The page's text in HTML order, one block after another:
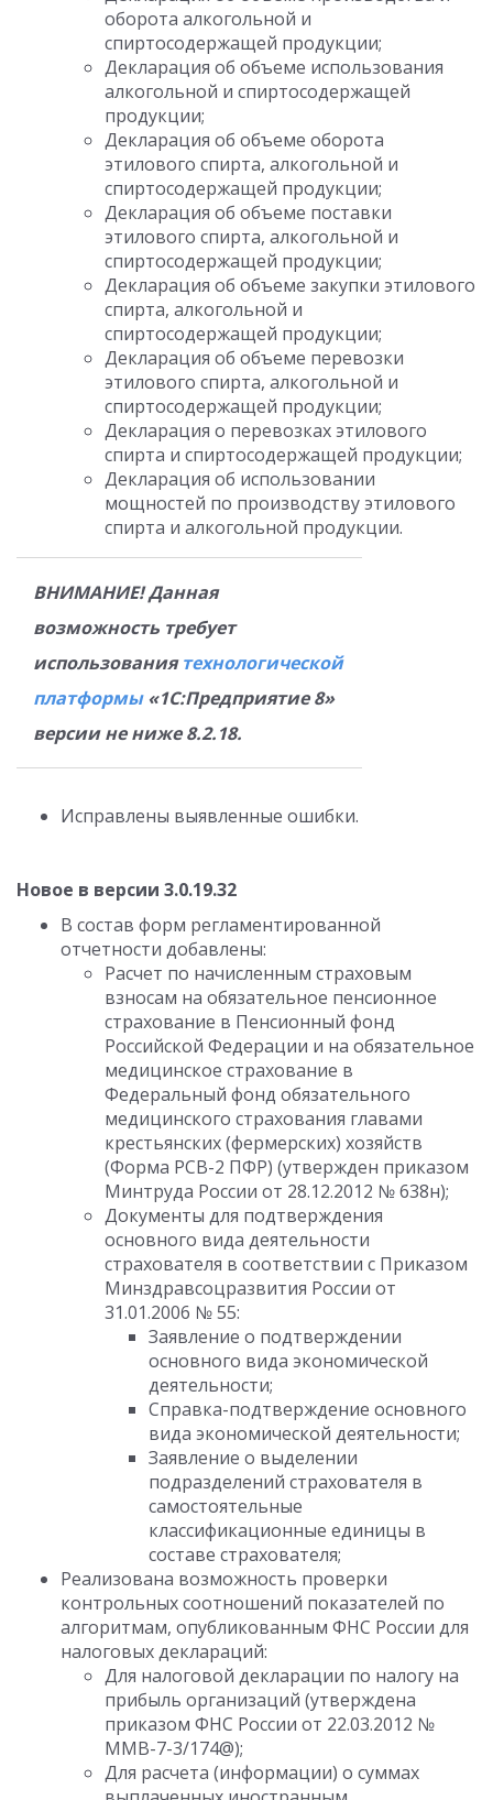
оборота алкогольной и
спиртосодержащей продукции;
Декларация об объеме использования
алкогольной и спиртосодержащей
продукции;
Декларация об объеме оборота
этилового спирта, алкогольной и
спиртосодержащей продукции;
Декларация об объеме поставки
этилового спирта, алкогольной и
спиртосодержащей продукции;
Декларация об объеме закупки этилового
спирта, алкогольной и
спиртосодержащей продукции;
Декларация об объеме перевозки
этилового спирта, алкогольной и
спиртосодержащей продукции;
Декларация о перевозках этилового
спирта и спиртосодержащей продукции;
Декларация об использовании
мощностей по производству этилового
спирта и алкогольной продукции.
ВНИМАНИЕ! Данная
возможность требует
использованиятехнологической
платформы«1С:Предприятие 8»
версии не ниже 8.2.18.
Исправлены выявленные ошибки.
Новое в версии 3.0.19.32
В состав форм регламентированной
отчетности добавлены:
Расчет по начисленным страховым
взносам на обязательное пенсионное
страхование в Пенсионный фонд
Российской Федерации и на обязательное
медицинское страхование в
Федеральный фонд обязательного
медицинского страхования главами
крестьянских (фермерских) хозяйств
(Форма РСВ-2 ПФР) (утвержден приказом
Минтруда России от 28.12.2012 № 638н);
Документы для подтверждения
основного вида деятельности
страхователя в соответствии с Приказом
Минздравсоцразвития России от
31.01.2006 № 55:
Заявление о подтверждении
основного вида экономической
деятельности;
Справка-подтверждение основного
вида экономической деятельности;
Заявление о выделении
подразделений страхователя в
самостоятельные
классификационные единицы в
составе страхователя;
Реализована возможность проверки
контрольных соотношений показателей по
алгоритмам, опубликованным ФНС России для
налоговых деклараций:
Для налоговой декларации по налогу на
прибыль организаций (утверждена
приказом ФНС России от 22.03.2012 №
ММВ-7-3/174@);
Для расчета (информации) о суммах